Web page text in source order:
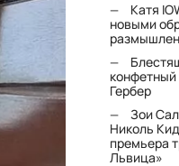
Катя
новыми
конфетный
Гербер
Зои
Николь
премьера
Львица»